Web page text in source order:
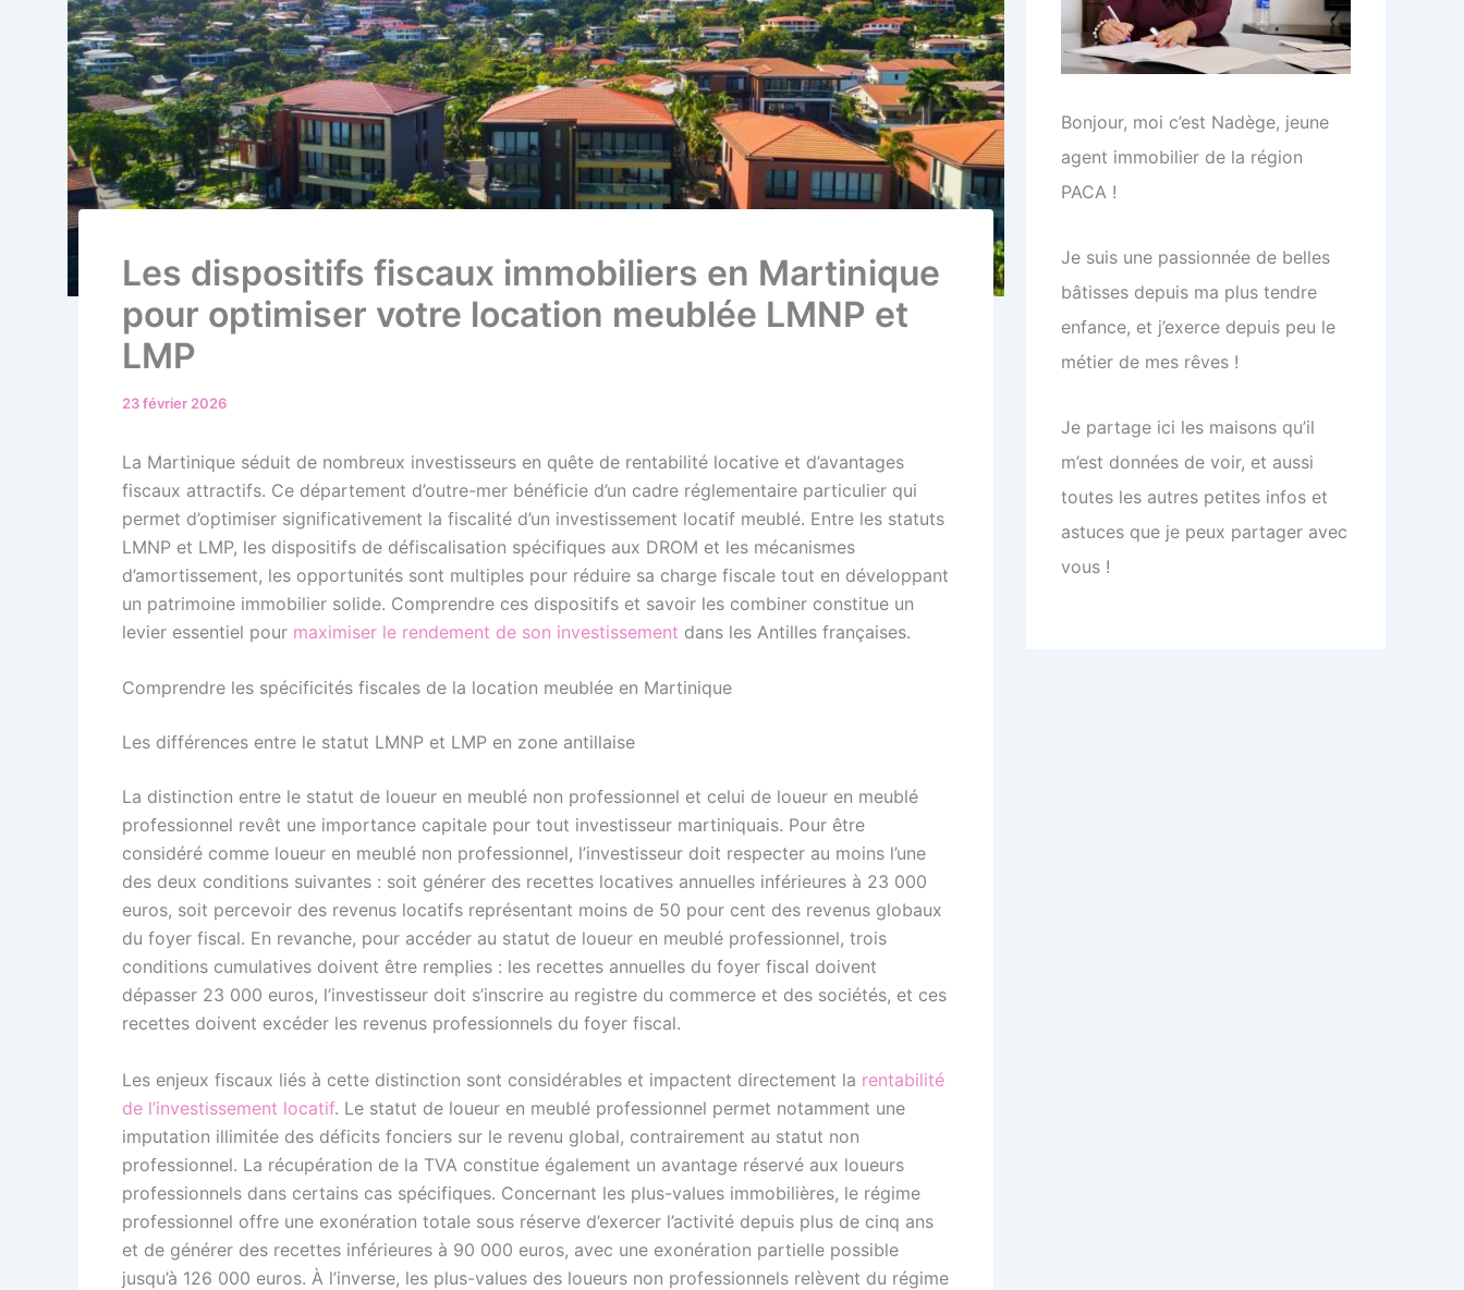
Les dispositifs fiscaux immobiliers en Martinique
pour optimiser votre location meublée LMNP et
LMP
23 février 2026
La Martinique séduit de nombreux investisseurs en quête de rentabilité locative et d’avantages
fiscaux attractifs. Ce département d’outre-mer bénéficie d’un cadre réglementaire particulier qui
permet d’optimiser significativement la fiscalité d’un investissement locatif meublé. Entre les statuts
LMNP et LMP, les dispositifs de défiscalisation spécifiques aux DROM et les mécanismes
d’amortissement, les opportunités sont multiples pour réduire sa charge fiscale tout en développant
un patrimoine immobilier solide. Comprendre ces dispositifs et savoir les combiner constitue un
levier essentiel pour maximiser le rendement de son investissement dans les Antilles françaises.
Comprendre les spécificités fiscales de la location meublée en Martinique
Les différences entre le statut LMNP et LMP en zone antillaise
La distinction entre le statut de loueur en meublé non professionnel et celui de loueur en meublé
professionnel revêt une importance capitale pour tout investisseur martiniquais. Pour être
considéré comme loueur en meublé non professionnel, l’investisseur doit respecter au moins l’une
des deux conditions suivantes : soit générer des recettes locatives annuelles inférieures à 23 000
euros, soit percevoir des revenus locatifs représentant moins de 50 pour cent des revenus globaux
du foyer fiscal. En revanche, pour accéder au statut de loueur en meublé professionnel, trois
conditions cumulatives doivent être remplies : les recettes annuelles du foyer fiscal doivent
dépasser 23 000 euros, l’investisseur doit s’inscrire au registre du commerce et des sociétés, et ces
recettes doivent excéder les revenus professionnels du foyer fiscal.
Les enjeux fiscaux liés à cette distinction sont considérables et impactent directement la rentabilité
de l’investissement locatif. Le statut de loueur en meublé professionnel permet notamment une
imputation illimitée des déficits fonciers sur le revenu global, contrairement au statut non
professionnel. La récupération de la TVA constitue également un avantage réservé aux loueurs
professionnels dans certains cas spécifiques. Concernant les plus-values immobilières, le régime
professionnel offre une exonération totale sous réserve d’exercer l’activité depuis plus de cinq ans
et de générer des recettes inférieures à 90 000 euros, avec une exonération partielle possible
jusqu’à 126 000 euros. À l’inverse, les plus-values des loueurs non professionnels relèvent du régime
Bonjour, moi c’est Nadège, jeune
agent immobilier de la région
PACA !
Je suis une passionnée de belles
bâtisses depuis ma plus tendre
enfance, et j’exerce depuis peu le
métier de mes rêves !
Je partage ici les maisons qu’il
m’est données de voir, et aussi
toutes les autres petites infos et
astuces que je peux partager avec
vous !